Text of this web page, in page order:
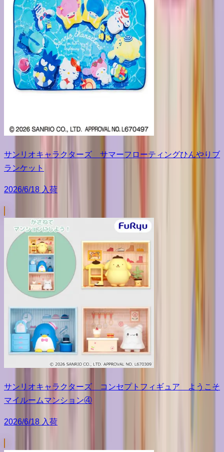
サンリオキャラクターズ サマーフローティングひんやりブ
ランケット
2026/6/18 入荷
サンリオキャラクターズ コンセプトフィギュア ようこそ
マイルームマンション④
2026/6/18 入荷